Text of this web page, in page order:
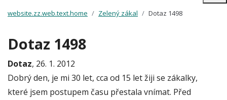
website.zz.web.text.home Zelený zákal Dotaz 1498
Dotaz 1498
Dotaz, 26. 1. 2012
Dobrý den, je mi 30 let, cca od 15 let žiji se zákalky,
které jsem postupem času přestala vnímat. Před